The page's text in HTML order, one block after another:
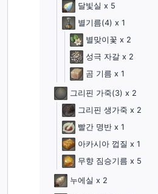
달빛실 x 5
별기름(4) x 1
별맞이꽃 x 2
성극 자갈 x 2
곰 기름 x 1
그리핀 가죽(3) x 2
그리핀 생가죽 x 2
빨간 명반 x 1
아카시아 껍질 x 1
무향 짐승기름 x 5
누에실 x 2